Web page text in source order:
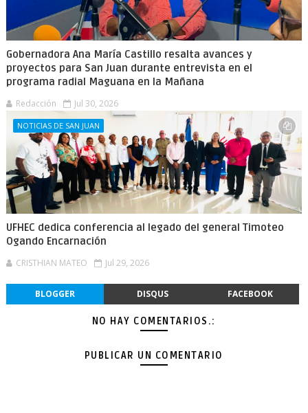
Gobernadora Ana María Castillo resalta avances y
proyectos para San Juan durante entrevista en el
programa radial Maguana en la Mañana
Redacción Jul 30, 2026
NOTICIAS DE SAN JUAN
UFHEC dedica conferencia al legado del general Timoteo
Ogando Encarnación
CRISTHIAN MATEO Jul 29, 2026
BLOGGER DISQUS FACEBOOK
NO HAY COMENTARIOS.:
PUBLICAR UN COMENTARIO